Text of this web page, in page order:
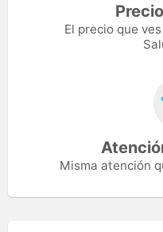
El precio que
Misma atención